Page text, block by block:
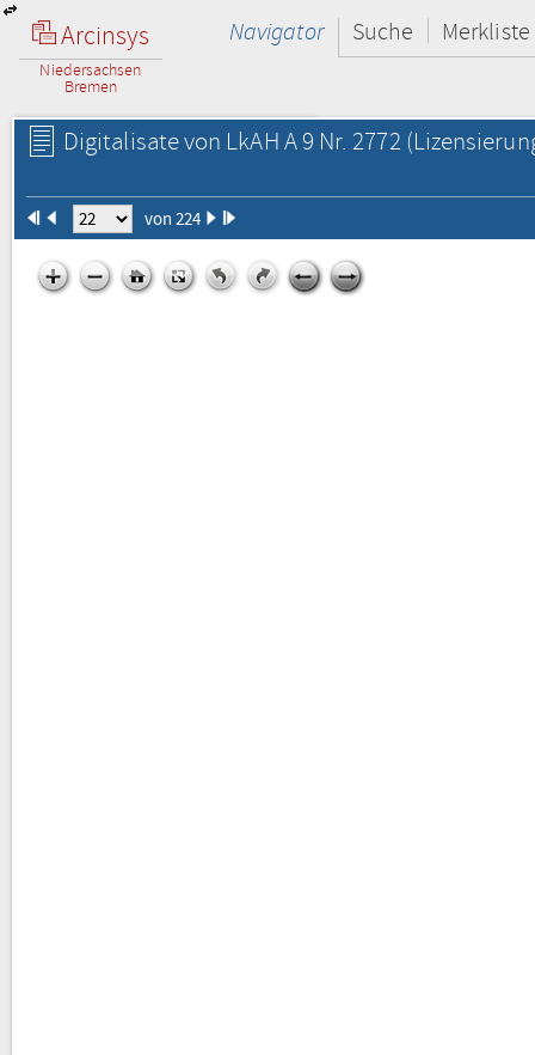
Arcinsys
Niedersachsen
Bremen
Navigator Suche Merkliste
Digitalisate von LkAH A 9 Nr. 2772
von 224